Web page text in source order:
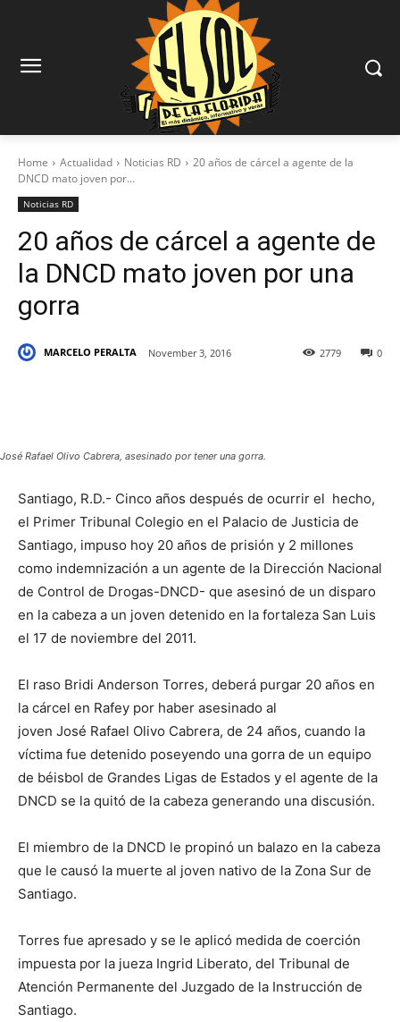
Home Actualidad Noticias RD
20 años de cárcel a agente de la
DNCD mato joven por...
Noticias RD
20 años de cárcel a agente de
la DNCD mato joven por una
gorra
MARCELO PERALTA November 3, 2016 0
2779
José Rafael Olivo Cabrera, asesinado por tener una gorra.
Santiago, R.D.- Cinco años después de ocurrir el hecho,
el Primer Tribunal Colegio en el Palacio de Justicia de
Santiago, impuso hoy 20 años de prisión y 2 millones
como indemnización a un agente de la Dirección Nacional
de Control de Drogas-DNCD- que asesinó de un disparo
en la cabeza a un joven detenido en la fortaleza San Luis
el 17 de noviembre del 2011.
El raso Bridi Anderson Torres, deberá purgar 20 años en
la cárcel en Rafey por haber asesinado al
joven José Rafael Olivo Cabrera, de 24 años, cuando la
víctima fue detenido poseyendo una gorra de un equipo
de béisbol de Grandes Ligas de Estados y el agente de la
DNCD se la quitó de la cabeza generando una discusión.
El miembro de la DNCD le propinó un balazo en la cabeza
que le causó la muerte al joven nativo de la Zona Sur de
Santiago.
Torres fue apresado y se le aplicó medida de coerción
impuesta por la jueza Ingrid Liberato, del Tribunal de
Atención Permanente del Juzgado de la Instrucción de
Santiago.